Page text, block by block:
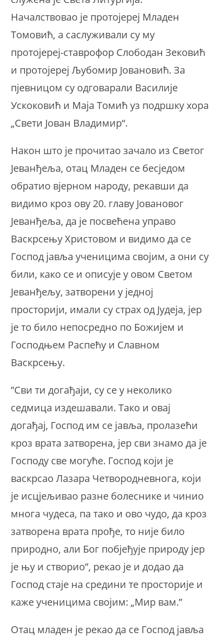
Началствовао је протојереј Младен
Томовић, а саслуживали су му
протојереј-ставрофор Слободан Зековић
и протојереј Љубомир Јовановић. За
пјевницом су одговарали Василије
Ускоковић и Маја Томић уз подршку хора
„Свети Јован Владимир“.
Након што је прочитао зачало из Светог
Јеванђеља, отац Младен се бесједом
обратио вјерном народу, рекавши да
видимо кроз ову 20. главу Јовановог
Јеванђеља, да је посвећена управо
Васкрсењу Христовом и видимо да се
Господ јавља ученицима својим, а они су
били, како се и описује у овом Светом
Јеванђељу, затворени у једној
просторији, имали су страх од Јудеја, јер
је то било непосредно по Божијем и
Господњем Распећу и Славном
Васкрсењу.
”Сви ти догађаји, су се у неколико
седмица издешавали. Тако и овај
догађај, Господ им се јавља, пролазећи
кроз врата затворена, јер сви знамо да је
Господу све могуће. Господ који је
васкрсао Лазара Четвородневнога, који
је исцјељивао разне болеснике и чинио
многа чудеса, па тако и ово чудо, да кроз
затворена врата прође, то није било
природно, али Бог побјеђује природу јер
је њу и створио”, рекао је и додао да
Господ стаје на средини те просторије и
каже ученицима својим: „Мир вам.”
Отац младен је рекао да се Господ јавља